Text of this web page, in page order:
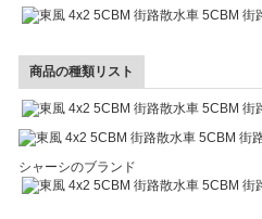
商品の種類リスト
シャーシのブランド